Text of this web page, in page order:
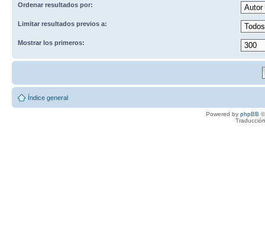
Ordenar resultados por:
Limitar resultados previos a:
Mostrar los primeros:
Índice general
Powered by phpBB